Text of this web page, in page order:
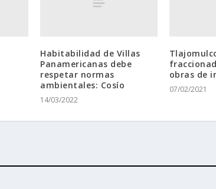
Habitabilidad de Villas
Panamericanas debe
respetar normas
ambientales: Cosío
14/03/2022
obras de
07/02/2021